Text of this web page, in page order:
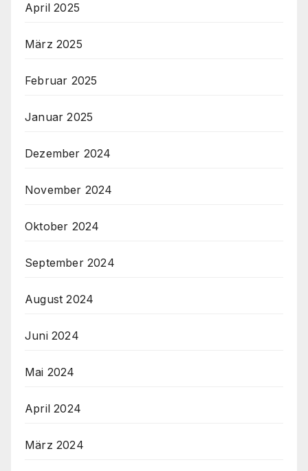
April 2025
März 2025
Februar 2025
Januar 2025
Dezember 2024
November 2024
Oktober 2024
September 2024
August 2024
Juni 2024
Mai 2024
April 2024
März 2024